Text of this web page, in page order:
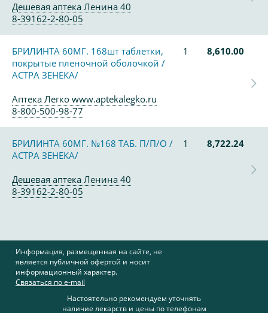
Дешевая аптека Ленина 40
8-39162-2-80-05
БРИЛИНТА 60МГ. 168шт таблетки,
покрытые пленочной оболочкой /
АСТРА ЗЕНЕКА/
1 8,610.00
Аптека Легко www.aptekalegko.ru
8-800-500-98-77
БРИЛИНТА 60МГ. №168 ТАБ. П/П/О /
АСТРА ЗЕНЕКА/
1 8,722.24
Дешевая аптека Ленина 40
8-39162-2-80-05
Информация, размещенная на сайте, не
является публичной офертой и носит
информационный характер.
Связаться по e-mail
Настоятельно рекомендуем уточнять
наличие лекарств и цены по телефонам